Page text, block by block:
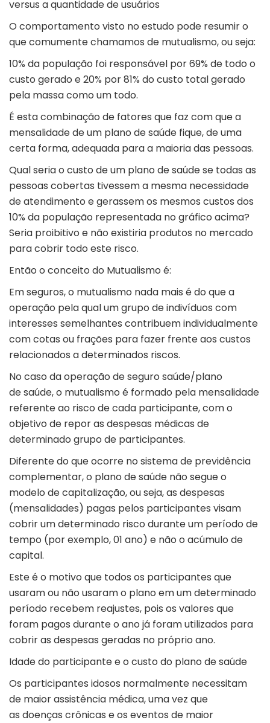
versus a quantidade de usuários
O comportamento visto no estudo pode resumir o
que comumente chamamos de mutualismo, ou seja:
10% da população foi responsável por 69% de todo o
custo gerado e 20% por 81% do custo total gerado
pela massa como um todo.
É esta combinação de fatores que faz com que a
mensalidade de um plano de saúde fique, de uma
certa forma, adequada para a maioria das pessoas.
Qual seria o custo de um plano de saúde se todas as
pessoas cobertas tivessem a mesma necessidade
de atendimento e gerassem os mesmos custos dos
10% da população representada no gráfico acima?
Seria proibitivo e não existiria produtos no mercado
para cobrir todo este risco.
Então o conceito do Mutualismo é:
Em seguros, o mutualismo nada mais é do que a
operação pela qual um grupo de indivíduos com
interesses semelhantes contribuem individualmente
com cotas ou frações para fazer frente aos custos
relacionados a determinados riscos.
No caso da operação de seguro saúde/plano
de saúde, o mutualismo é formado pela mensalidade
referente ao risco de cada participante, com o
objetivo de repor as despesas médicas de
determinado grupo de participantes.
Diferente do que ocorre no sistema de previdência
complementar, o plano de saúde não segue o
modelo de capitalização, ou seja, as despesas
(mensalidades) pagas pelos participantes visam
cobrir um determinado risco durante um período de
tempo (por exemplo, 01 ano) e não o acúmulo de
capital.
Este é o motivo que todos os participantes que
usaram ou não usaram o plano em um determinado
período recebem reajustes, pois os valores que
foram pagos durante o ano já foram utilizados para
cobrir as despesas geradas no próprio ano.
Idade do participante e o custo do plano de saúde
Os participantes idosos normalmente necessitam
de maior assistência médica, uma vez que
as doenças crônicas e os eventos de maior